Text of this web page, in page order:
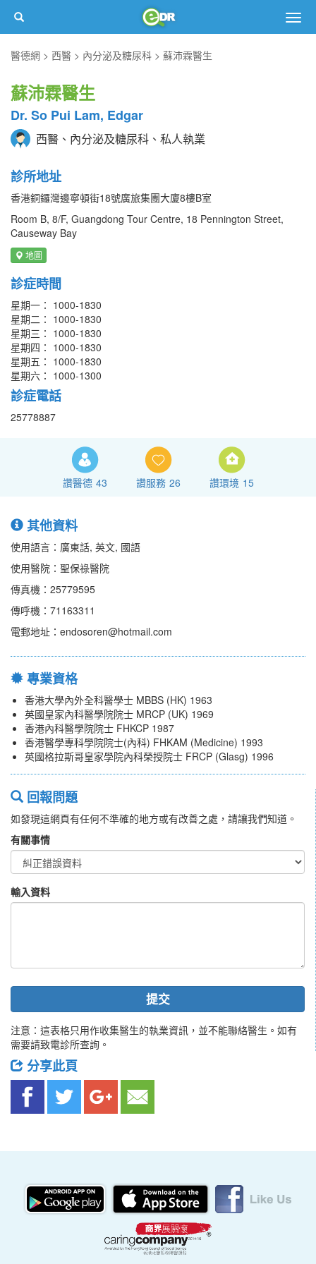
醫德網
西醫 內分泌及糖尿科 蘇沛霖醫生
蘇沛霖醫生
Dr. So Pui Lam, Edgar
西醫、內分泌及糖尿科、私人執業
診所地址
香港銅鑼灣邊寧頓街18號廣旅集團大廈8樓B室
Room B, 8/F, Guangdong Tour Centre, 18 Pennington Street,
Causeway Bay
地圖
診症時間
星期一： 1000-1830
星期二： 1000-1830
星期三： 1000-1830
星期四： 1000-1830
星期五： 1000-1830
星期六： 1000-1300
診症電話
25778887
讚醫德 43 讚服務 26 讚環境 15
其他資料
使用語言：廣東話, 英文, 國語
使用醫院：聖保祿醫院
傳真機：25779595
傳呼機：71163311
電郵地址：endosoren@hotmail.com
專業資格
香港大學內外全科醫學士 MBBS (HK) 1963
英國皇家內科醫學院院士 MRCP (UK) 1969
香港內科醫學院院士 FHKCP 1987
香港醫學專科學院院士(內科) FHKAM (Medicine) 1993
英國格拉斯哥皇家學院內科榮授院士 FRCP (Glasg) 1996
回報問題
如發現這網頁有任何不準確的地方或有改善之處，請讓我們知道。
有關事情
輸入資料
提交
注意：這表格只用作收集醫生的執業資訊，並不能聯絡醫生。如有
需要請致電診所查詢。
分享此頁